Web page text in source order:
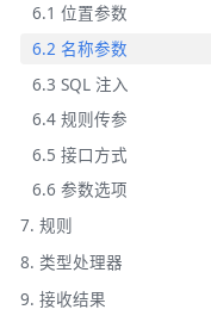
6.1 位置参数
6.2 名称参数
6.3 SQL 注入
6.4 规则传参
6.5 接口方式
6.6 参数选项
7. 规则
8. 类型处理器
9. 接收结果